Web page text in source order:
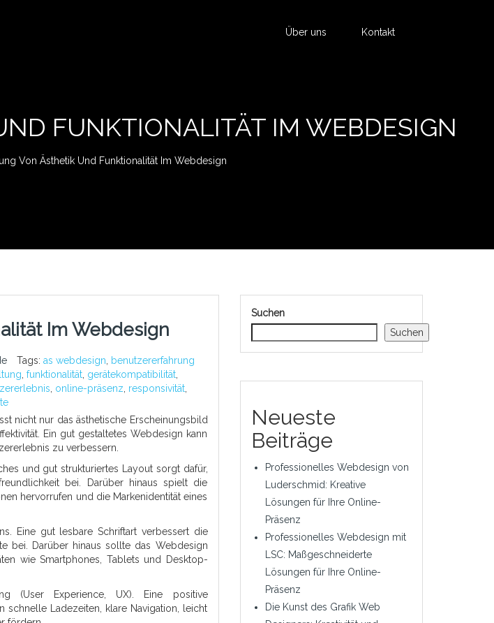
Über uns Kontakt
FUNKTIONALITÄT IM WEBDESIGN
Von Ästhetik Und Funktionalität Im Webdesign
Im Webdesign
Tags: as webdesign
benutzererfahrung
funktionalität gerätekompatibilität
online-präsenz responsivität
nicht nur das ästhetische Erscheinungsbild
Ein gut gestaltetes Webdesign kann
zu verbessern.
und gut strukturiertes Layout sorgt dafür,
bei. Darüber hinaus spielt die
hervorrufen und die Markenidentität eines
Eine gut lesbare Schriftart verbessert die
bei. Darüber hinaus sollte das Webdesign
wie Smartphones, Tablets und Desktop-
(User Experience, UX). Eine positive
schnelle Ladezeiten, klare Navigation, leicht
Suchen
Suchen
Neueste
Beiträge
Professionelles Webdesign von
Luderschmid: Kreative
Lösungen für Ihre Online-
Präsenz
Professionelles Webdesign mit
LSC: Maßgeschneiderte
Lösungen für Ihre Online-
Präsenz
Die Kunst des Grafik Web